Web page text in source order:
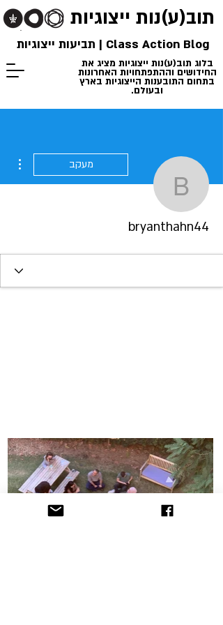
תוב(ע)נות ייצוגיות
בלוג תוב(ע)נות ייצוגיות מציג את
החידושים וההתפתחויות האחרונות
בתחום התובענות הייצוגיות בארץ
ובעולם.
Class Action Blog | תביעות ייצוגיות
bryanthahn44
מעקב
bryanthahn44